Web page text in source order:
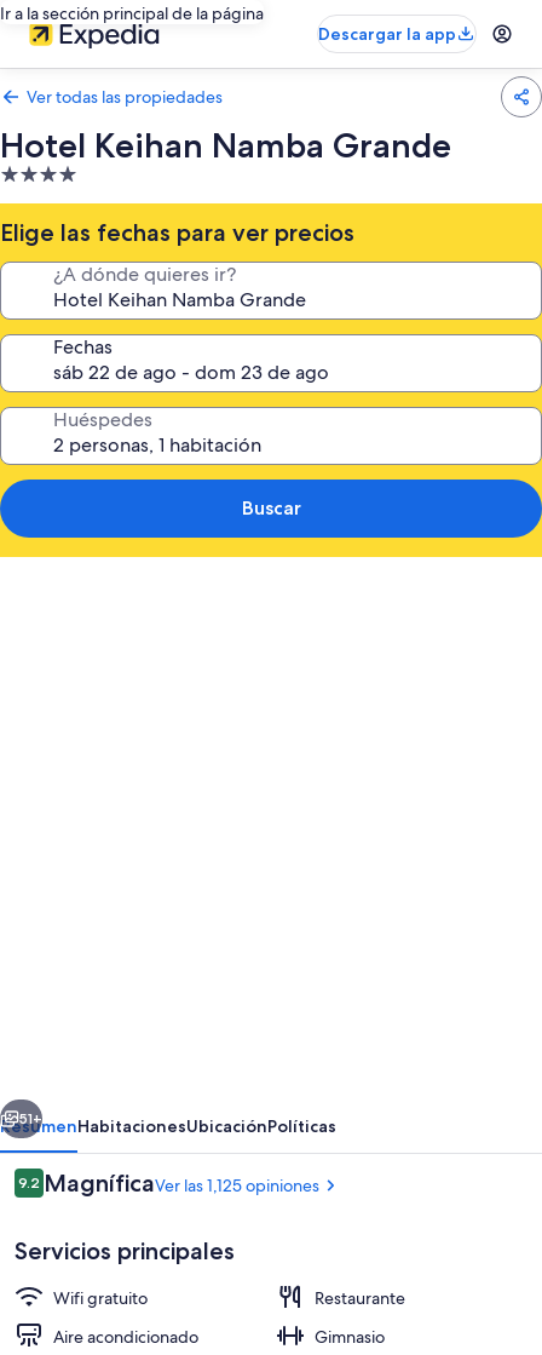
Ir a la sección principal de la página
Descargar la app
Ver todas las propiedades
Hotel Keihan Namba Grande
Propiedad
de
4.0
estrellas
Elige las fechas para ver precios
¿A dónde quieres ir?
Fechas
Huéspedes
Buscar
Siguiente
51+
ResumenHabitacionesUbicaciónPolíticas
Opiniones
9.29.2 de 10,
MagníficaVer las 1,125 opiniones
Servicios principales
Wifi gratuito
Restaurante
Aire acondicionado
Gimnasio